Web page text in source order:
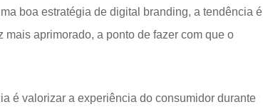
boa estratégia de digital branding, a tendência é
aprimorado, a ponto de fazer com que o
é valorizar a experiência do consumidor durante